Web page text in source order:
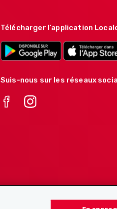
Télécharger l’application
Suis-nous sur les réseaux